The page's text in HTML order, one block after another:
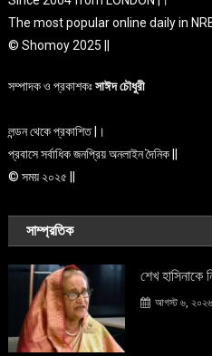
The most popular online daily in
© Shomoy 2025 ||
সম্পাদক ও প্রকাশকঃসাঈদ চৌধুরী
লন্ডন থেকে প্রকাশিত |।
প্রবাসে সর্বাধিক জনপ্রিয় অনলাইন দৈনিক ||
© সময় ২০২৫ ||
সাম্প্রতিক
শেখ হাসিনাকে
আগস্ট ৬, ২০২৬